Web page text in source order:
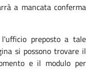
a mancata conferma
preposto a tale
si possono trovare il
e il modulo per